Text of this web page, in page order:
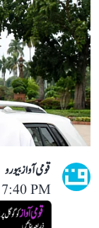
قومی آواز بیورو
PM